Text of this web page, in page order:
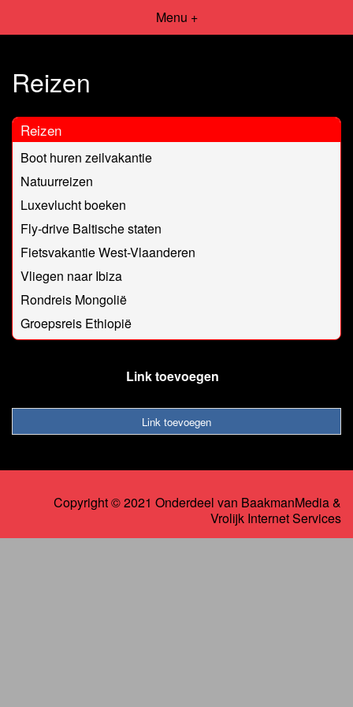
Menu +
Reizen
Reizen
Boot huren zeilvakantie
Natuurreizen
Luxevlucht boeken
Fly-drive Baltische staten
Fietsvakantie West-Vlaanderen
Vliegen naar Ibiza
Rondreis Mongolië
Groepsreis Ethiopië
Link toevoegen
Link toevoegen
Copyright © 2021 Onderdeel van BaakmanMedia&
Vrolijk Internet Services